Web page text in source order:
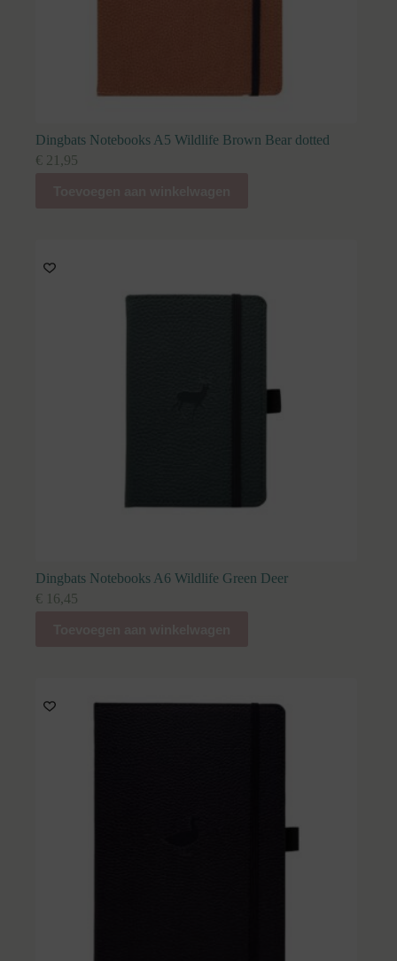
Dingbats Notebooks A5 Wildlife Brown Bear dotted
€ 21,95
Dingbats Notebooks A6 Wildlife Green Deer
€ 16,45